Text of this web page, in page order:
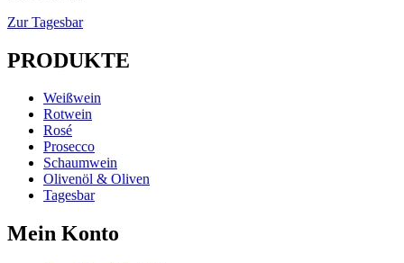
Zur Tagesbar
PRODUKTE
Weißwein
Rotwein
Rosé
Prosecco
Schaumwein
Olivenöl & Oliven
Tagesbar
Mein Konto